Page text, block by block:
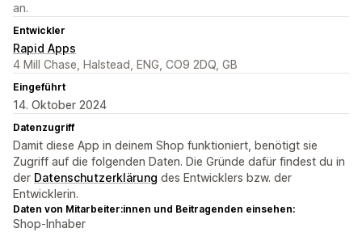
an.
Entwickler
Rapid Apps
4 Mill Chase, Halstead, ENG, CO9 2DQ, GB
Eingeführt
14. Oktober 2024
Datenzugriff
Damit diese App in deinem Shop funktioniert, benötigt sie
Zugriff auf die folgenden Daten. Die Gründe dafür findest du in
der Datenschutzerklärung des Entwicklers bzw. der
Entwicklerin.
Daten von Mitarbeiter:innen und Beitragenden einsehen:
Shop-Inhaber